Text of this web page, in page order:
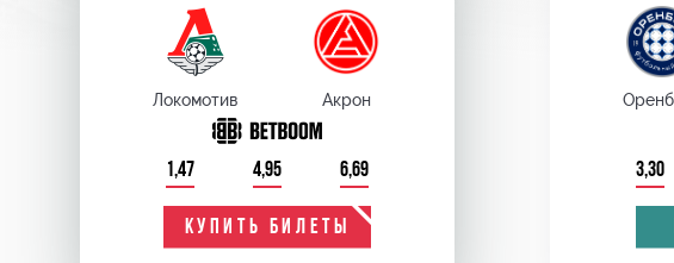
Локомотив Акрон
1,47 4,95 6,69
КУПИТЬ БИЛЕТЫ
3,30